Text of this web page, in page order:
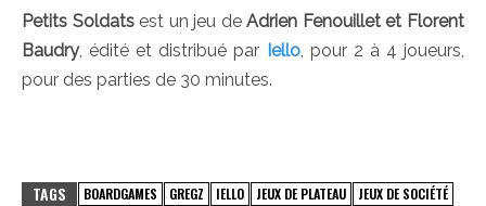
Petits Soldatsest un jeu deAdrien Fenouillet et Florent
Baudry, édité et distribué par Iello, pour 2 à 4 joueurs,
pour des parties de 30 minutes.
TAGS BOARDGAMES GREGZ IELLO JEUX DE PLATEAU
JEUX DE SOCIÉTÉ